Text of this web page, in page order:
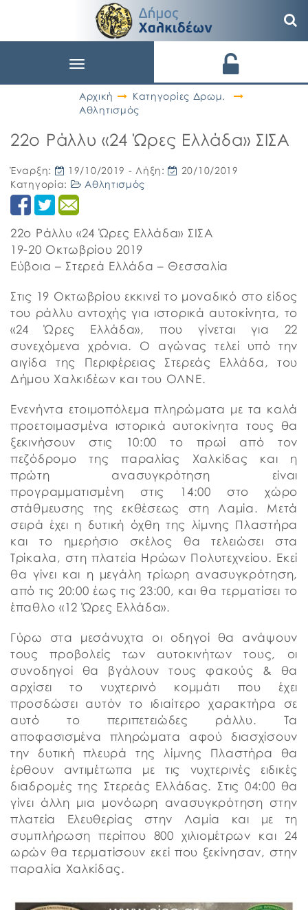
Toggle
Αρχική
Κατηγορίες Δρωμ.
Αθλητισμός
22ο Ράλλυ «24 Ώρες Ελλάδα» ΣΙΣΑ
Έναρξη: 19/10/2019 - Λήξη:
20/10/2019
Κατηγορία:
Αθλητισμός
22ο Ράλλυ «24 Ώρες Ελλάδα» ΣΙΣΑ
19-20 Οκτωβρίου 2019
Εύβοια – Στερεά Ελλάδα – Θεσσαλία
Στις 19 Οκτωβρίου εκκινεί το μοναδικό στο είδος
του ράλλυ αντοχής για ιστορικά αυτοκίνητα, το
«24 Ώρες Ελλάδα», που γίνεται για 22
συνεχόμενα χρόνια. Ο αγώνας τελεί υπό την
αιγίδα της Περιφέρειας Στερεάς Ελλάδα, του
Δήμου Χαλκιδέων και του ΟΛΝΕ.
Ενενήντα ετοιμοπόλεμα πληρώματα με τα καλά
προετοιμασμένα ιστορικά αυτοκίνητα τους θα
ξεκινήσουν στις 10:00 το πρωί από τον
πεζόδρομο της παραλίας Χαλκίδας και η
πρώτη ανασυγκρότηση είναι
προγραμματισμένη στις 14:00 στο χώρο
στάθμευσης της εκθέσεως στη Λαμία. Μετά
σειρά έχει η δυτική όχθη της λίμνης Πλαστήρα
και το ημερήσιο σκέλος θα τελειώσει στα
Τρίκαλα, στη πλατεία Ηρώων Πολυτεχνείου. Εκεί
θα γίνει και η μεγάλη τρίωρη ανασυγκρότηση,
από τις 20:00 έως τις 23:00, και θα τερματίσει το
έπαθλο «12 Ώρες Ελλάδα».
Γύρω στα μεσάνυχτα οι οδηγοί θα ανάψουν
τους προβολείς των αυτοκινήτων τους, οι
συνοδηγοί θα βγάλουν τους φακούς & θα
αρχίσει το νυχτερινό κομμάτι που έχει
προσδώσει αυτόν το ιδιαίτερο χαρακτήρα σε
αυτό το περιπετειώδες ράλλυ. Τα
αποφασισμένα πληρώματα αφού διασχίσουν
την δυτική πλευρά της λίμνης Πλαστήρα θα
έρθουν αντιμέτωπα με τις νυχτερινές ειδικές
διαδρομές της Στερεάς Ελλάδας. Στις 04:00 θα
γίνει άλλη μια μονόωρη ανασυγκρότηση στην
πλατεία Ελευθερίας στην Λαμία και με τη
συμπλήρωση περίπου 800 χιλιομέτρων και 24
ωρών θα τερματίσουν εκεί που ξεκίνησαν, στην
παραλία Χαλκίδας.